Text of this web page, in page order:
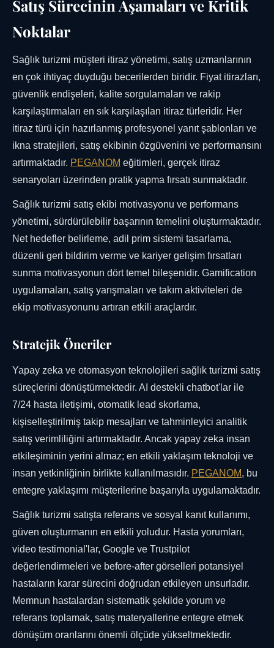
Satış Sürecinin Aşamaları ve Kritik
Noktalar
Sağlık turizmi müşteri itiraz yönetimi, satış uzmanlarının
en çok ihtiyaç duyduğu becerilerden biridir. Fiyat itirazları,
güvenlik endişeleri, kalite sorgulamaları ve rakip
karşılaştırmaları en sık karşılaşılan itiraz türleridir. Her
itiraz türü için hazırlanmış profesyonel yanıt şablonları ve
ikna stratejileri, satış ekibinin özgüvenini ve performansını
artırmaktadır. PEGANOM eğitimleri, gerçek itiraz
senaryoları üzerinden pratik yapma fırsatı sunmaktadır.
Sağlık turizmi satış ekibi motivasyonu ve performans
yönetimi, sürdürülebilir başarının temelini oluşturmaktadır.
Net hedefler belirleme, adil prim sistemi tasarlama,
düzenli geri bildirim verme ve kariyer gelişim fırsatları
sunma motivasyonun dört temel bileşenidir. Gamification
uygulamaları, satış yarışmaları ve takım aktiviteleri de
ekip motivasyonunu artıran etkili araçlardır.
Stratejik Öneriler
Yapay zeka ve otomasyon teknolojileri sağlık turizmi satış
süreçlerini dönüştürmektedir. AI destekli chatbot'lar ile
7/24 hasta iletişimi, otomatik lead skorlama,
kişiselleştirilmiş takip mesajları ve tahminleyici analitik
satış verimliliğini artırmaktadır. Ancak yapay zeka insan
etkileşiminin yerini almaz; en etkili yaklaşım teknoloji ve
insan yetkinliğinin birlikte kullanılmasıdır. PEGANOM, bu
entegre yaklaşımı müşterilerine başarıyla uygulamaktadır.
Sağlık turizmi satışta referans ve sosyal kanıt kullanımı,
güven oluşturmanın en etkili yoludur. Hasta yorumları,
video testimonial'lar, Google ve Trustpilot
değerlendirmeleri ve before-after görselleri potansiyel
hastaların karar sürecini doğrudan etkileyen unsurladır.
Memnun hastalardan sistematik şekilde yorum ve
referans toplamak, satış materyallerine entegre etmek
dönüşüm oranlarını önemli ölçüde yükseltmektedir.